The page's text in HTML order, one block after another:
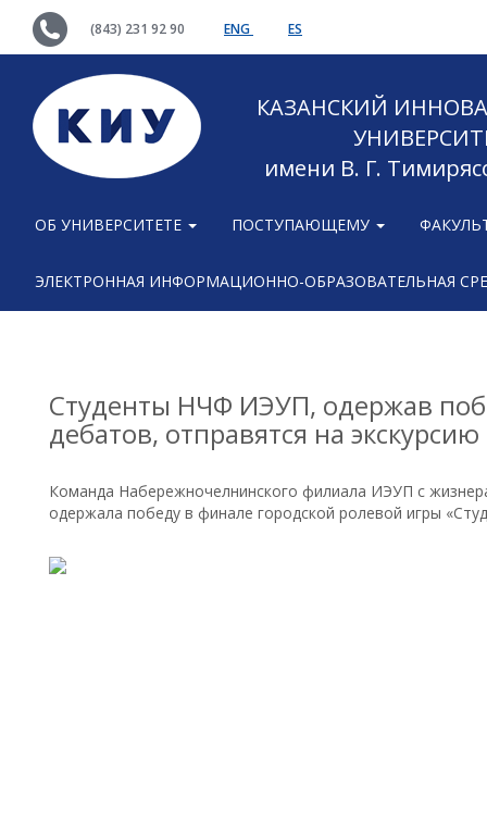
(843) 231 92 90 ENG ES
КАЗАНСКИЙ
имени В. Г.
ОБ УНИВЕРСИТЕТЕ ПОСТУПАЮЩЕМУ
ЭЛЕКТРОННАЯ ИНФОРМАЦИОННО-ОБРАЗОВАТЕЛЬНАЯ
Студенты НЧФ ИЭУП, одержав
дебатов, отправятся на
Команда Набережночелнинского филиала ИЭУП с
одержала победу в финале городской ролевой игры